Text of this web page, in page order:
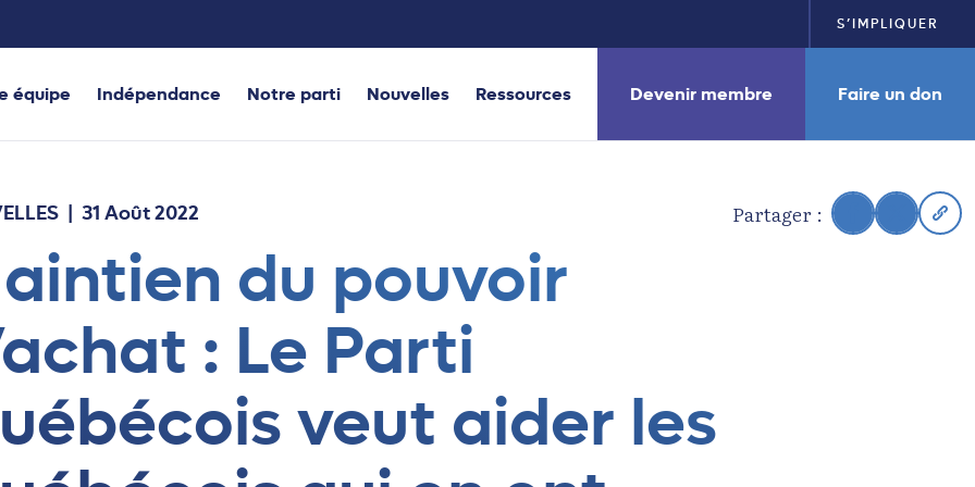
S’IMPLIQUER
équipe Indépendance Notre parti Nouvelles Ressources Devenir membre Faire un don
| 31 Août 2022 Partager :
du pouvoir
: Le Parti
veut aider les